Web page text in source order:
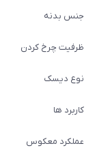
جنس بدنه
ظرفیت چرخ کردن
نوع دیسک
کاربرد ها
عملکرد معکوس